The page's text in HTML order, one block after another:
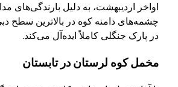
اواخر اردیبهشت، به دلیل
در پارک جنگلی کاملاً ایده‌آل می‌کند.
مخمل کوه لرستان در تابستان